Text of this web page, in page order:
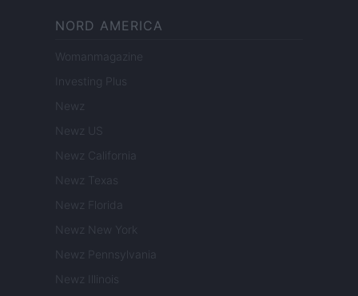
NORD AMERICA
Womanmagazine
Investing Plus
Newz
Newz US
Newz California
Newz Texas
Newz Florida
Newz New York
Newz Pennsylvania
Newz Illinois